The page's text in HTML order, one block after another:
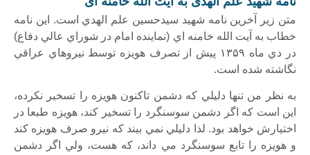
متن زير آخرين نامه شهيد سيدحسين علم الهدي است. اين نامه
خطاب به آيت الله خامنه اي (نماينده امام در شوراي عالي دفاع)
در دي ماه ۱۳۵۹ پيش از تصرف هويزه توسط نيروهاي عراقي
نگاشته شده است.
به نظر من تنها دليلي كه دشمن تاكنون هويزه را تسخير نكرده،
اين است كه اگر دشمن سوسنگرد را تسخير كند، هويزه طبعا در
اختيارش خواهد بود. لذا دليلي نمي بيند كه نيرو صرف هويزه كند
و هويزه را تابع سوسنگرد مي داند، كه هست، ولي اگر دشمن